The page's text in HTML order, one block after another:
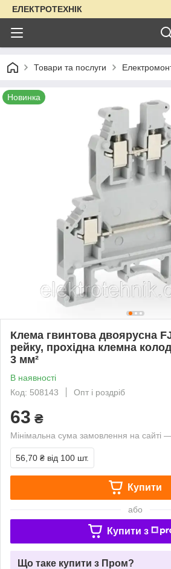
ЕЛЕКТРОТЕХНІК
Товари та послуги
Новинка
Клема гвинтова двоярусна
рейку, прохідна клемна
3 мм²
В наявності
Код: 508143
Опт і роздріб
63 ₴
Мінімальна сума замовлення на сайті
56,70 ₴ від 100 шт.
Купити
або
Купити з
Що таке купити з Пром?